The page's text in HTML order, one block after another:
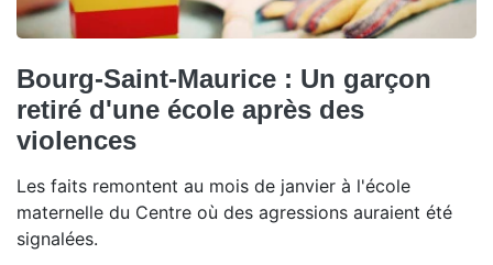
Bourg-Saint-Maurice : Un garçon
retiré d'une école après des
violences
Les faits remontent au mois de janvier à l'école
maternelle du Centre où des agressions auraient été
signalées.